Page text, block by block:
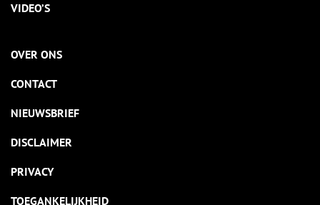
VIDEO’S
OVER ONS
CONTACT
NIEUWSBRIEF
DISCLAIMER
PRIVACY
TOEGANKELIJKHEID